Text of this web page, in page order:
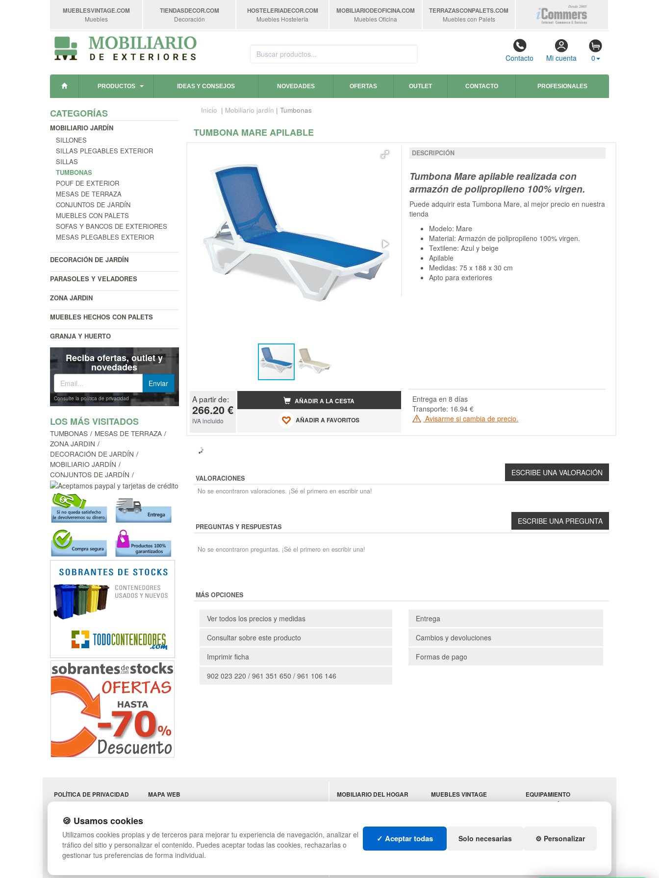
MUEBLESVINTAGE.COM
Muebles
TIENDASDECOR.COM
Decoración
HOSTELERIADECOR.COM
Muebles Hostelería
MOBILIARIODEOFICINA.COM
Muebles Oficina
TERRAZASCONPALETS.COM
Muebles con Palets
Contacto Mi cuenta 0
PRODUCTOS IDEAS Y CONSEJOS NOVEDADES OFERTAS OUTLET CONTACTO PROFESIONALES
CATEGORÍAS
MOBILIARIO JARDÍN
SILLONES
SILLAS PLEGABLES EXTERIOR
SILLAS
TUMBONAS
POUF DE EXTERIOR
MESAS DE TERRAZA
CONJUNTOS DE JARDÍN
MUEBLES CON PALETS
SOFAS Y BANCOS DE EXTERIORES
MESAS PLEGABLES EXTERIOR
DECORACIÓN DE JARDÍN
PARASOLES Y VELADORES
ZONA JARDIN
MUEBLES HECHOS CON PALETS
GRANJA Y HUERTO
Reciba ofertas, outlet y
novedades
Consulte la política de privacidad
LOS MÁS VISITADOS
TUMBONAS
MESAS DE TERRAZA
ZONA JARDIN
DECORACIÓN DE JARDÍN
MOBILIARIO JARDÍN
CONJUNTOS DE JARDÍN
Inicio | Mobiliario jardín | Tumbonas
TUMBONA MARE APILABLE
DESCRIPCIÓN
Tumbona Mare apilable realizada con
armazón de polipropileno 100% virgen.
Puede adquirir esta Tumbona Mare, al mejor precio en nuestra
tienda
Modelo: Mare
Material: Armazón de polipropileno 100% virgen.
Textilene: Azul y beige
Apilable
Medidas: 75 x 188 x 30 cm
Apto para exteriores
A partir de:
266.20 €
IVA incluido
AÑADIR A LA CESTA
AÑADIR A FAVORITOS
Entrega en 8 días
Transporte: 16.94 €
Avisarme si cambia de precio.
VALORACIONES
No se encontraron valoraciones. ¡Sé el primero en escribir una!
PREGUNTAS Y RESPUESTAS
No se encontraron preguntas. ¡Sé el primero en escribir una!
MÁS OPCIONES
Ver todos los precios y medidas
Consultar sobre este producto
Imprimir ficha
902 023 220 / 961 351 650 / 961 106 146
Entrega
Cambios y devoluciones
Formas de pago
POLÍTICA DE PRIVACIDAD
CONDICIONES DE USO
DEVOLUCIONES
CONTACTO
QUIENES SOMOS
MAPA WEB
PREGUNTAS FRECUENTES
SÍGUENOS:
MOBILIARIO DEL HOGAR
MOBILIARIO DE OFICINA
MUEBLES VINTAGE
TERRAZAS CON PALETS
EQUIPAMIENTO
HOSTELERÍA PARA
🍪 Usamos cookies
Utilizamos cookies propias y de terceros para mejorar tu experiencia de navegación, analizar el
tráfico del sitio y personalizar el contenido. Puedes aceptar todas las cookies, rechazarlas o
gestionar tus preferencias de forma individual.
✓ Aceptar todas Solo necesarias ⚙️ Personalizar